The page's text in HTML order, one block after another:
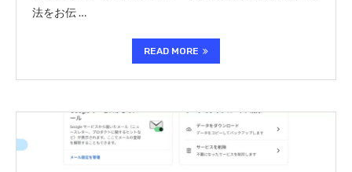
法をお伝 …
READ MORE